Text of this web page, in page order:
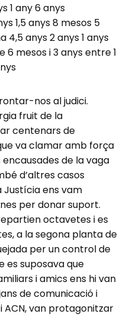
1 any 6 anys
1,5 anys 8 mesos 5
anys 2 anys 1 anys
6 mesos i 3 anys entre 1
nos al judici.
fruit de la
centenars de
va clamar amb força
de la vaga
d’altres casos
Justícia ens vam
per donar suport.
octavetes i es
a la segona planta de
per un control de
es suposava que
i amics ens hi van
de comunicació i
ACN, van protagonitzar